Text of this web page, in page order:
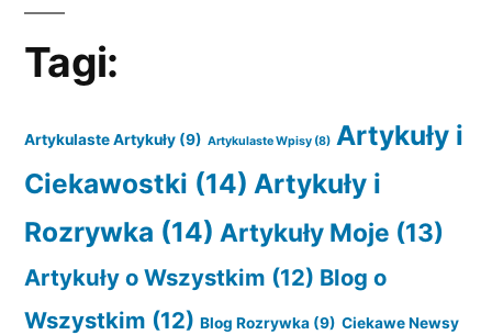
Tagi:
Artykulaste Artykuły (9) Artykulaste Wpisy (8) Artykuły i
Ciekawostki (14) Artykuły i
Rozrywka (14) Artykuły Moje (13)
Artykuły o Wszystkim (12) Blog o
Wszystkim (12) Blog Rozrywka (9) Ciekawe Newsy